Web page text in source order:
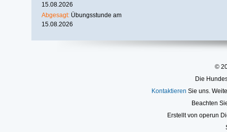
15.08.2026
Abgesagt: Übungsstunde am
15.08.2026
©
Die
Kontaktieren Sie uns.
Beachten
Erstellt von operun